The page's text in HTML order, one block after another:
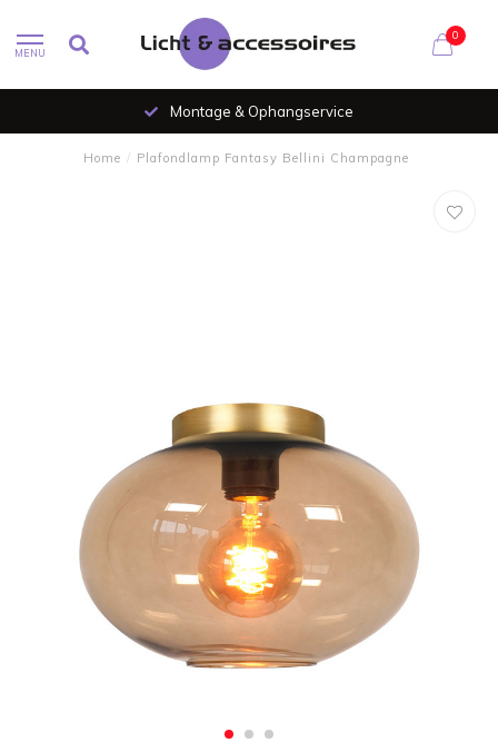
MENU
0
Montage & Ophangservice
Home / Plafondlamp Fantasy Bellini Champagne